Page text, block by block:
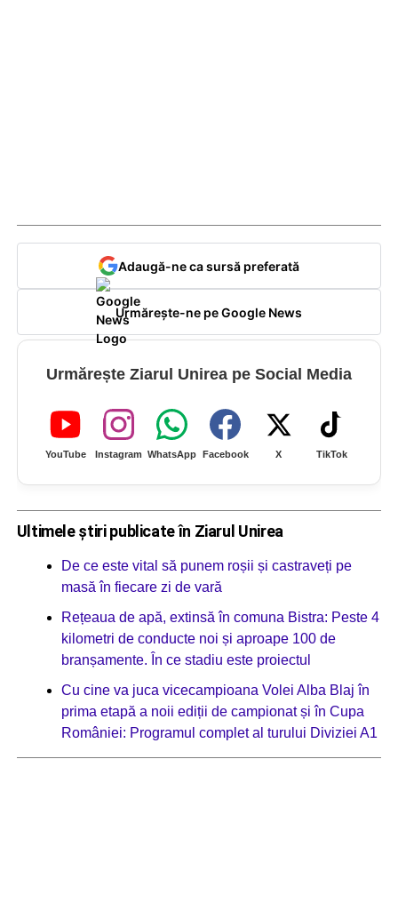
Adaugă-ne ca sursă preferată
Urmărește-ne pe Google News
Urmărește Ziarul Unirea pe Social Media
YouTube Instagram WhatsApp Facebook X TikTok
Ultimele știri publicate în Ziarul Unirea
De ce este vital să punem roșii și castraveți pe
masă în fiecare zi de vară
Rețeaua de apă, extinsă în comuna Bistra: Peste 4
kilometri de conducte noi și aproape 100 de
branșamente. În ce stadiu este proiectul
Cu cine va juca vicecampioana Volei Alba Blaj în
prima etapă a noii ediții de campionat și în Cupa
României: Programul complet al turului Diviziei A1